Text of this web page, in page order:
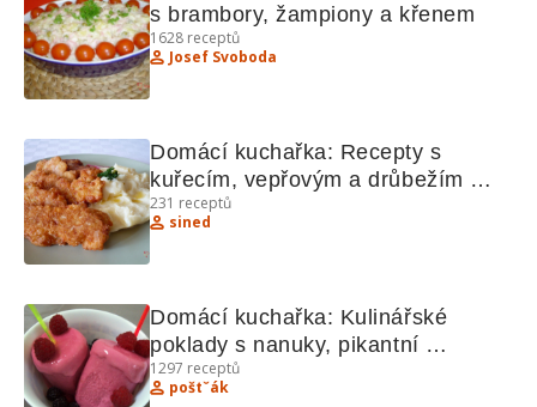
s brambory, žampiony a křenem
1628 receptů
Josef Svoboda
Domácí kuchařka: Recepty s
kuřecím, vepřovým a drůbežím
masem
231 receptů
sined
Domácí kuchařka: Kulinářské
poklady s nanuky, pikantní
pomazánkou a dalšími lahůdkami
1297 receptů
poštˇák